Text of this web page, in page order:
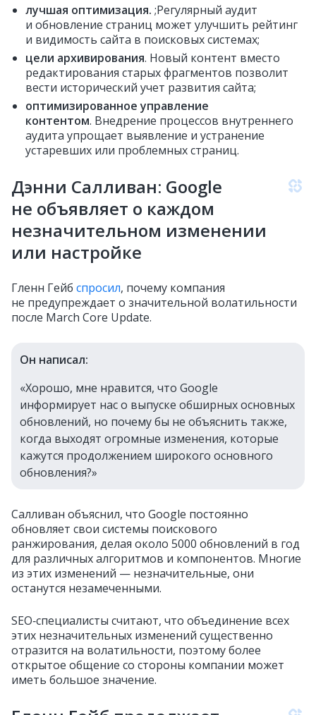
лучшая оптимизация. ;Регулярный аудит
и обновление страниц может улучшить рейтинг
и видимость сайта в поисковых системах;
цели архивирования. Новый контент вместо
редактирования старых фрагментов позволит
вести исторический учет развития сайта;
оптимизированное управление
контентом. Внедрение процессов внутреннего
аудита упрощает выявление и устранение
устаревших или проблемных страниц.
Дэнни Салливан: Google
не объявляет о каждом
незначительном изменении
или настройке
Гленн Гейб спросил, почему компания
не предупреждает о значительной волатильности
после March Core Update.
Он написал:
«Хорошо, мне нравится, что Google
информирует нас о выпуске обширных основных
обновлений, но почему бы не объяснить также,
когда выходят огромные изменения, которые
кажутся продолжением широкого основного
обновления?»
Салливан объяснил, что Google постоянно
обновляет свои системы поискового
ранжирования, делая около 5000 обновлений в год
для различных алгоритмов и компонентов. Многие
из этих изменений — незначительные, они
останутся незамеченными.
SEO‑специалисты считают, что объединение всех
этих незначительных изменений существенно
отразится на волатильности, поэтому более
открытое общение со стороны компании может
иметь большое значение.